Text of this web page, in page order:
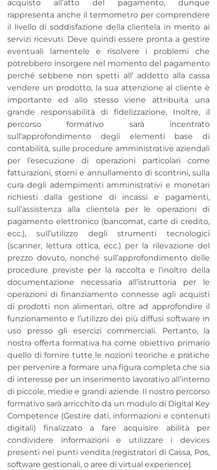
acquisto all’atto del pagamento, dunque
rappresenta anche il termometro per comprendere
il livello di soddisfazione della clientela in merito ai
servizi ricevuti. Deve quindi essere pronta a gestire
eventuali lamentele e risolvere i problemi che
potrebbero insorgere nel momento del pagamento
perché sebbene non spetti all’ addetto alla cassa
vendere un prodotto, la sua attenzione al cliente è
importante ed allo stesso viene attribuita una
grande responsabilità di fidelizzazione. Inoltre, il
percorso formativo sarà incentrato
sull’approfondimento degli elementi base di
contabilità, sulle procedure amministrative aziendali
per l’esecuzione di operazioni particolari come
fatturazioni, storni e annullamento di scontrini, sulla
cura degli adempimenti amministrativi e monetari
richiesti dalla gestione di incassi e pagamenti,
sull’assistenza alla clientela per le operazioni di
pagamento elettronico (bancomat, carte di credito,
ecc.), sull’utilizzo degli strumenti tecnologici
(scanner, lettura ottica, ecc.) per la rilevazione del
prezzo dovuto, nonché sull’approfondimento delle
procedure previste per la raccolta e l’inoltro della
documentazione necessaria all’istruttoria per le
operazioni di finanziamento connesse agli acquisti
di prodotti non alimentari, oltre ad approfondire il
funzionamento e l’utilizzo dei più diffusi software in
uso presso gli esercizi commerciali. Pertanto, la
nostra offerta formativa ha come obiettivo primario
quello di fornire tutte le nozioni teoriche e pratiche
per pervenire a formare una figura completa che sia
di interesse per un inserimento lavorativo all’interno
di piccole, medie e grandi aziende. Il nostro percorso
formativo sarà arricchito da un modulo di Digital Key
Competence (Gestire dati, informazioni e contenuti
digitali) finalizzato a fare acquisire abilità per
condividere informazioni e utilizzare i devices
presenti nei punti vendita (registratori di Cassa, Pos,
software gestionali, o aree di virtual experience).